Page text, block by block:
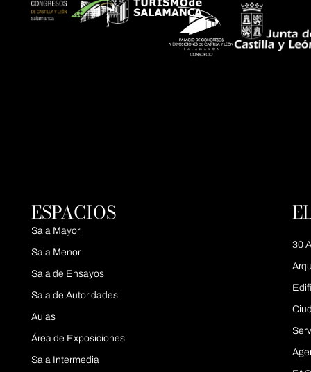
ESPACIOS
Sala Mayor
Sala Menor
Sala de Ensayos
Sala de Autoridades
Aulas
Área de Exposiciones
Sala Intermedia
30